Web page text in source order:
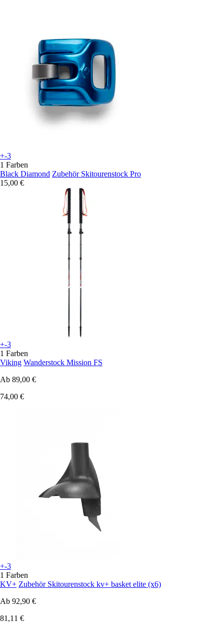
+-3
1 Farben
Black Diamond Zubehör Skitourenstock Pro
15,00 €
+-3
1 Farben
Viking Wanderstock Mission FS
Ab 89,00 €
74,00 €
+-3
1 Farben
KV+ Zubehör Skitourenstock kv+ basket elite (x6)
Ab 92,90 €
81,11 €